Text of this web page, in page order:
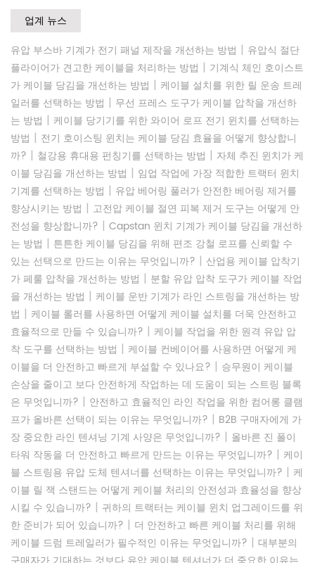
업계 뉴스
유압 부스바 기계가 전기 패널 제작을 개선하는 방법 | 유압식 절단
플라이어가 견고한 케이블을 처리하는 방법 | 기계식 체인 호이스트
가 케이블 당김을 개선하는 방법 | 케이블 설치를 위한 릴 운송 트레
일러를 선택하는 방법 | 무선 프레스 도구가 케이블 압착을 개선하
는 방법 | 케이블 당기기를 위한 와이어 로프 전기 윈치를 선택하는
방법 | 전기 호이스팅 윈치는 케이블 당김 효율을 어떻게 향상합니
까? | 철강용 휴대용 펀칭기를 선택하는 방법 | 자체 추진 윈치가 케
이블 당김을 개선하는 방법 | 임업 작업에 가장 적합한 트랙터 윈치
기계를 선택하는 방법 | 유압 베어링 풀러가 안전한 베어링 제거를
향상시키는 방법 | 고전압 케이블 절연 피복 제거 도구는 어떻게 안
전성을 향상합니까? | Capstan 윈치 기계가 케이블 당김을 개선하
는 방법 | 튼튼한 케이블 당김을 위해 편조 강철 로프를 신뢰할 수
있는 선택으로 만드는 이유는 무엇입니까? | 산업용 케이블 압착기
가 페룰 압착을 개선하는 방법 | 분할 유압 압착 도구가 케이블 작업
을 개선하는 방법 | 케이블 운반 기계가 라인 스트링을 개선하는 방
법 | 케이블 롤러를 사용하면 어떻게 케이블 설치를 더욱 안전하고
효율적으로 만들 수 있습니까? | 케이블 작업을 위한 원격 유압 압
착 도구를 선택하는 방법 | 케이블 컨베이어를 사용하면 어떻게 케
이블을 더 안전하고 빠르게 부설할 수 있나요? | 승무원이 케이블
손상을 줄이고 보다 안전하게 작업하는 데 도움이 되는 스트링 블록
은 무엇입니까? | 안전하고 효율적인 라인 작업을 위한 컴어롱 클램
프가 올바른 선택이 되는 이유는 무엇입니까? | B2B 구매자에게 가
장 중요한 라인 텐셔닝 기계 사양은 무엇입니까? | 올바른 진 폴이
타워 작동을 더 안전하고 빠르게 만드는 이유는 무엇입니까? | 케이
블 스트링용 유압 도체 텐셔너를 선택하는 이유는 무엇입니까? | 케
이블 릴 잭 스탠드는 어떻게 케이블 처리의 안전성과 효율성을 향상
시킬 수 있습니까? | 귀하의 트랙터는 케이블 윈치 업그레이드를 위
한 준비가 되어 있습니까? | 더 안전하고 빠른 케이블 처리를 위해
케이블 드럼 트레일러가 필수적인 이유는 무엇입니까? | 대부분의